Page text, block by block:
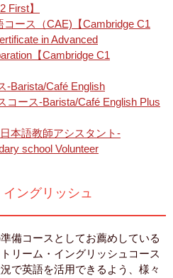
First】
ース（CAE)【Cambridge C1
in Advanced
【Cambridge C1
-Barista/Café English
コース-Barista/Café English Plus
本語教師アシスタント-
school Volunteer
ングリッシュ
備コースとしてお薦めしている
リーム・イングリッシュコース
で英語を活用できるよう、様々